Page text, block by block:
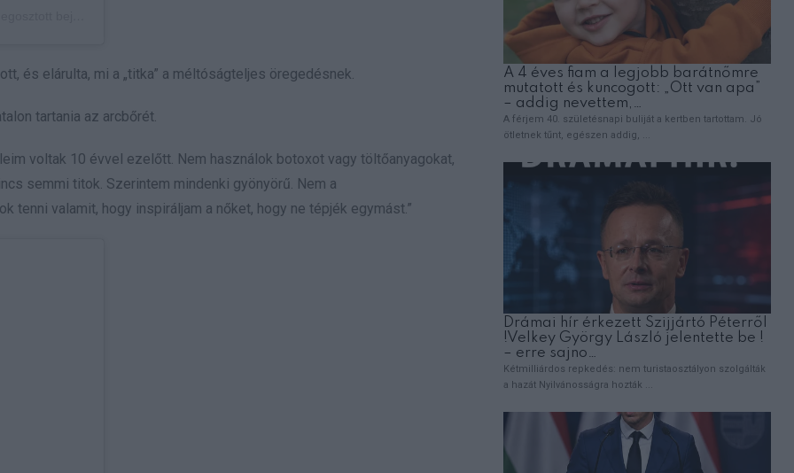
és elárulta, mi a „titka” a méltóságteljes öregedésnek.
tartania az arcbőrét.
voltak 10 évvel ezelőtt. Nem használok botoxot vagy töltőanyagokat,
semmi titok. Szerintem mindenki gyönyörű. Nem a
valamit, hogy inspiráljam a nőket, hogy ne tépjék egymást.”